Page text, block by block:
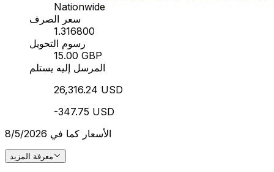
Nationwide
سعر الصرف
1.316800
رسوم التحويل
15.00 GBP
المرسل إليه يستلم
26,316.24 USD
-347.75 USD
الأسعار كما في 8/5/2026
معرفة المزيد